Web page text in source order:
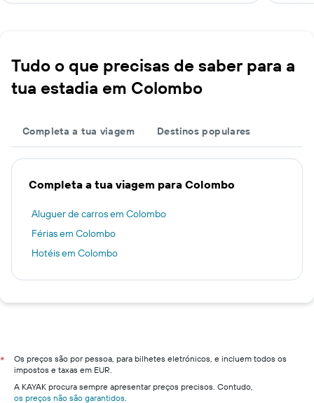
Tudo o que precisas de saber para a
tua estadia em Colombo
Completa a tua viagem Destinos populares
Completa a tua viagem para Colombo
Aluguer de carros em Colombo
Férias em Colombo
Hotéis em Colombo
*
Os preços são por pessoa, para bilhetes eletrónicos, e incluem todos os
impostos e taxas em EUR.
A KAYAK procura sempre apresentar preços precisos. Contudo,
os preços não são garantidos.